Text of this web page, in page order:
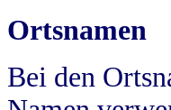
Ortsnamen
Bei den